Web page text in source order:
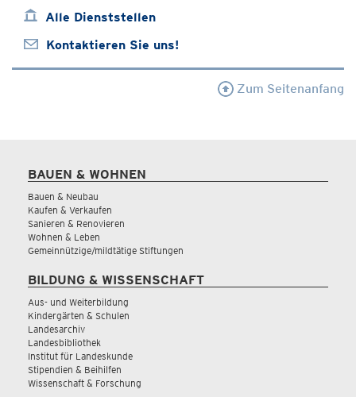
Alle Dienststellen
Kontaktieren Sie uns!
Zum Seitenanfang
BAUEN & WOHNEN
Bauen & Neubau
Kaufen & Verkaufen
Sanieren & Renovieren
Wohnen & Leben
Gemeinnützige/mildtätige Stiftungen
BILDUNG & WISSENSCHAFT
Aus- und Weiterbildung
Kindergärten & Schulen
Landesarchiv
Landesbibliothek
Institut für Landeskunde
Stipendien & Beihilfen
Wissenschaft & Forschung